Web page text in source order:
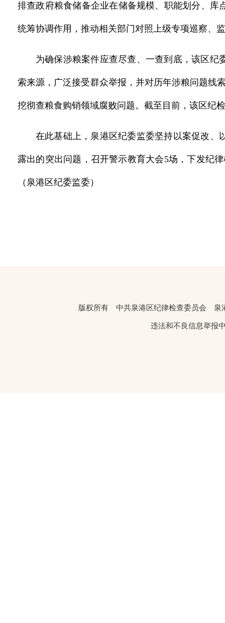
排查政府粮食储备企业在储备规模、职能划分、
统筹协调作用，推动相关部门对照上级专项巡察、
为确保涉粮案件应查尽查、一查到底，该区
索来源，广泛接受群众举报，并对历年涉粮问题线
挖彻查粮食购销领域腐败问题。截至目前，该区纪
在此基础上，泉港区纪委监委坚持以案促改、
露出的突出问题，召开警示教育大会5场，下发纪
（泉港区纪委监委）
版权所有 中共泉港区纪律检查委员会
违法和不良信息举报